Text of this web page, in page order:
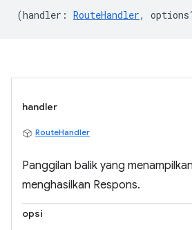
(handler : RouteHandler,
handler
RouteHandler
Panggilan balik yang
menghasilkan Respons.
opsi